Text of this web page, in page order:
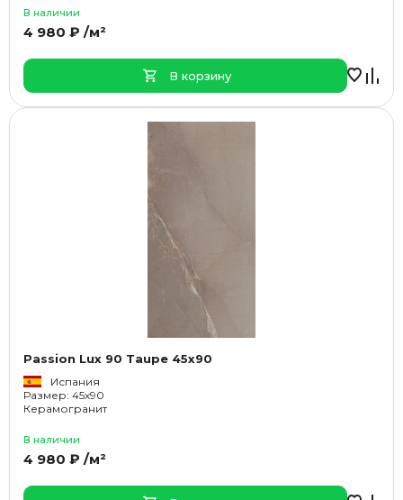
В наличии
4 980 ₽ /м²
В корзину
Passion Lux 90 Taupe 45x90
Испания
Размер: 45x90
Керамогранит
В наличии
4 980 ₽ /м²